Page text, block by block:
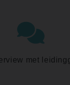
met